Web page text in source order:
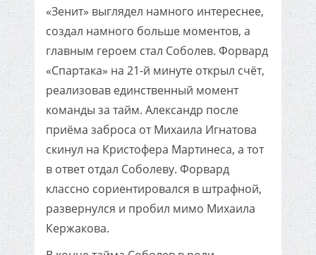
«Зенит» выглядел намного интереснее,
создал намного больше моментов, а
главным героем стал Соболев. Форвард
«Спартака» на 21-й минуте открыл счёт,
реализовав единственный момент
команды за тайм. Александр после
приёма заброса от Михаила Игнатова
скинул на Кристофера Мартинеса, а тот
в ответ отдал Соболеву. Форвард
классно сориентировался в штрафной,
развернулся и пробил мимо Михаила
Кержакова.